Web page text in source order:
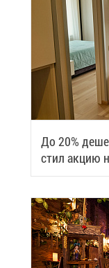
До 20%
стил ак­цию